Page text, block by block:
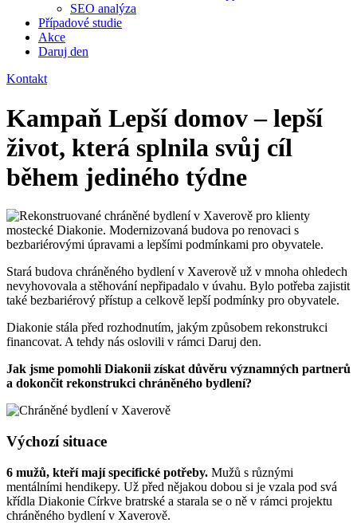
SEO analýza
Případové studie
Akce
Daruj den
Kontakt
Kampaň Lepší domov – lepší
život, která splnila svůj cíl
během jediného týdne
Stará budova chráněného bydlení v Xaverově už v mnoha ohledech
nevyhovovala a stěhování nepřipadalo v úvahu. Bylo potřeba zajistit
také bezbariérový přístup a celkově lepší podmínky pro obyvatele.
Diakonie stála před rozhodnutím, jakým způsobem rekonstrukci
financovat. A tehdy nás oslovili v rámci Daruj den.
Jak jsme pomohli Diakonii získat důvěru významných partnerů
a dokončit rekonstrukci chráněného bydlení?
Výchozí situace
6 mužů, kteří mají specifické potřeby. Mužů s různými
mentálními hendikepy. Už před nějakou dobou si je vzala pod svá
křídla Diakonie Církve bratrské a starala se o ně v rámci projektu
chráněného bydlení v Xaverově.